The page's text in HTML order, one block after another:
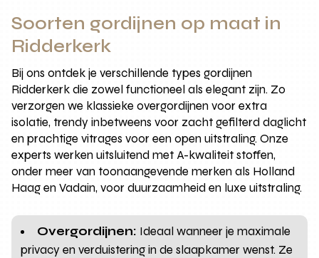
Soorten gordijnen op maat in
Ridderkerk
Bij ons ontdek je verschillende types gordijnen
Ridderkerk die zowel functioneel als elegant zijn. Zo
verzorgen we klassieke overgordijnen voor extra
isolatie, trendy inbetweens voor zacht gefilterd daglicht
en prachtige vitrages voor een open uitstraling. Onze
experts werken uitsluitend met A-kwaliteit stoffen,
onder meer van toonaangevende merken als Holland
Haag en Vadain, voor duurzaamheid en luxe uitstraling.
Overgordijnen: Ideaal wanneer je maximale
privacy en verduistering in de slaapkamer wenst. Ze